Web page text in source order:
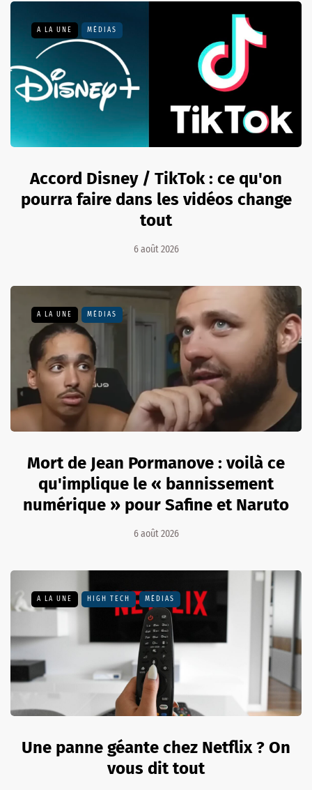
A LA UNE MÉDIAS
Accord Disney / TikTok : ce qu'on
pourra faire dans les vidéos change
tout
6 août 2026
A LA UNE MÉDIAS
Mort de Jean Pormanove : voilà ce
qu'implique le « bannissement
numérique » pour Safine et Naruto
6 août 2026
A LA UNE HIGH TECH MÉDIAS
Une panne géante chez Netflix ? On
vous dit tout